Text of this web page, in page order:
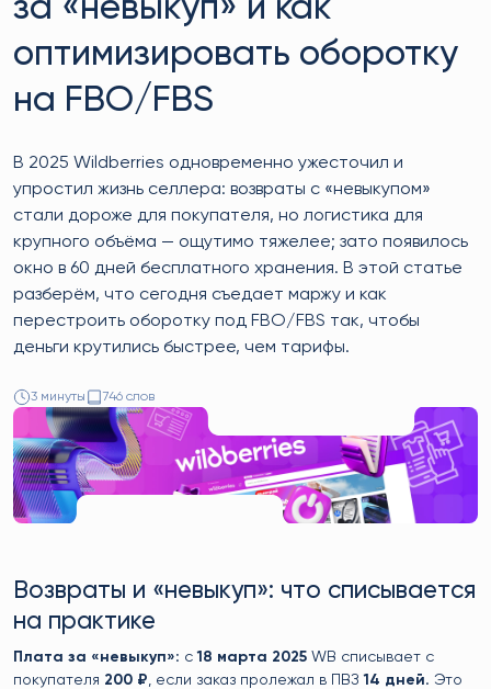
за «невыкуп» и как
оптимизировать оборотку
на FBO/FBS
В 2025 Wildberries одновремeнно ужесточил и
упростил жизнь селлера: возвраты с «невыкупом»
стали дороже для покупателя, но логистика для
крупного объёма — ощутимо тяжелее; зато появилось
окно в 60 дней бесплатного хранения. В этой статье
разберём, что сегодня съедает маржу и как
перестроить оборотку под FBO/FBS так, чтобы
деньги крутились быстрее, чем тарифы.
3 минуты 746 слов
Возвраты и «невыкуп»: что списывается
на практике
Плата за «невыкуп»: с18 марта 2025 WB списывает с
покупателя 200 ₽, если заказ пролежал в ПВЗ14 дней. Это